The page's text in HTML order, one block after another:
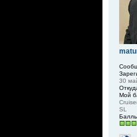
30
Мой
SL